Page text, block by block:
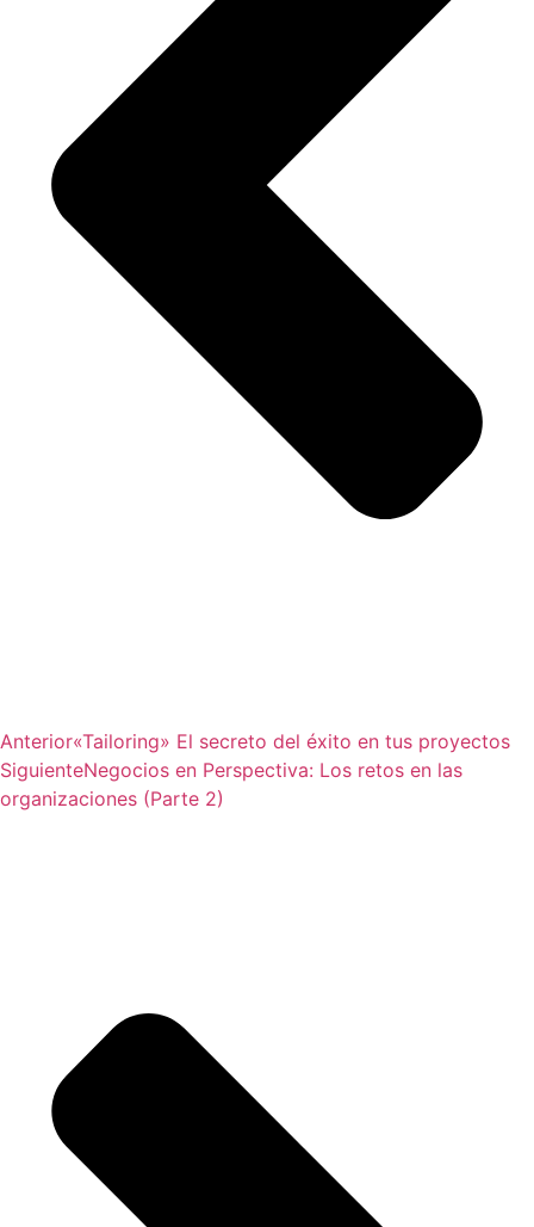
Anterior«Tailoring» El secreto del éxito en tus proyectos
SiguienteNegocios en Perspectiva: Los retos en las
organizaciones (Parte 2)